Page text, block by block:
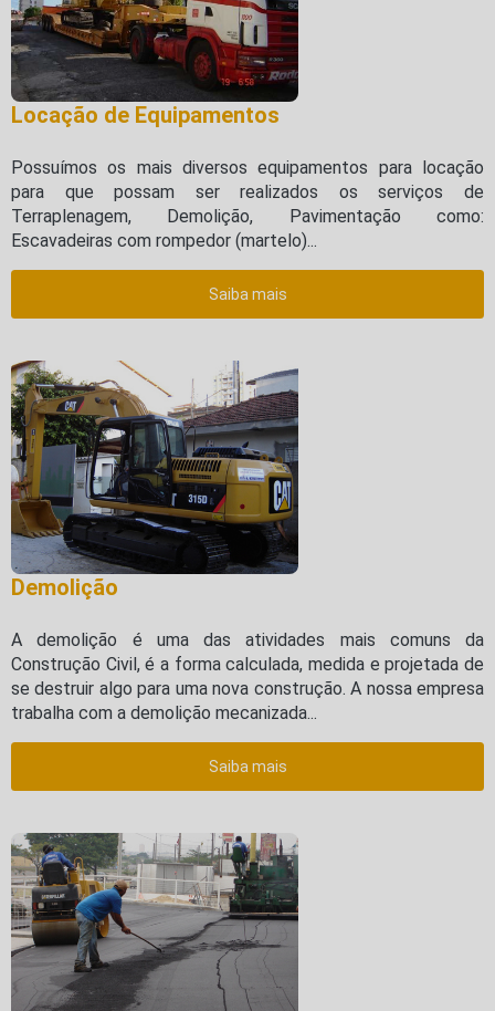
Locação de Equipamentos
Possuímos os mais diversos equipamentos para locação
para que possam ser realizados os serviços de
Terraplenagem, Demolição, Pavimentação como:
Escavadeiras com rompedor (martelo)...
Saiba mais
Demolição
A demolição é uma das atividades mais comuns da
Construção Civil, é a forma calculada, medida e projetada de
se destruir algo para uma nova construção. A nossa empresa
trabalha com a demolição mecanizada...
Saiba mais